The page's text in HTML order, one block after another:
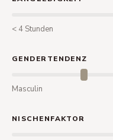
< 4 Stunden
GENDERTENDENZ
Masculin
NISCHENFAKTOR